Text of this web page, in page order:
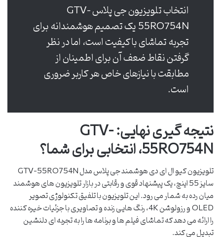
انتخاب تلویزیون جی پلاس GTV-
55RQ754N یک تصمیم هوشمندانه برای
تجربه تماشای با کیفیت است، اما در نظر
گرفتن نقاط ضعف آن برای اطمینان از
مطابقت با نیازهای خاص هر کاربر ضروری
است.
نتیجه گیری نهایی: GTV-
55RQ754N، انتخابی برای شما؟
تلویزیون کیو ال ای دی هوشمند جی پلاس مدل GTV-55RQ754N
سایز 55 اینچ، یک پیشنهاد قوی و رقابتی در بازار تلویزیون های هوشمند
میان رده به شمار می رود. این تلویزیون با تلفیق تکنولوژی تصویر
QLED و رزولوشن 4K، رنگ هایی زنده و تصاویری با جزئیات خیره کننده
را ارائه می دهد که تماشای فیلم ها و برنامه ها را به تجربه ای دلنشین
تبدیل می کند.